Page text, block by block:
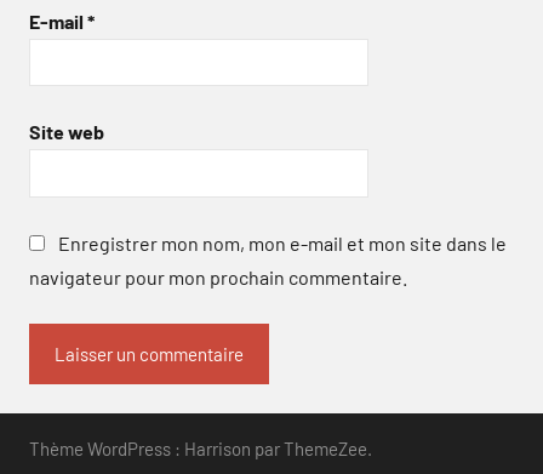
E-mail *
Site web
Enregistrer mon nom, mon e-mail et mon site dans le
navigateur pour mon prochain commentaire.
Thème WordPress : Harrison par ThemeZee.